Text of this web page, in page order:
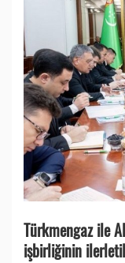
Türkmengaz ile
işbirliğinin